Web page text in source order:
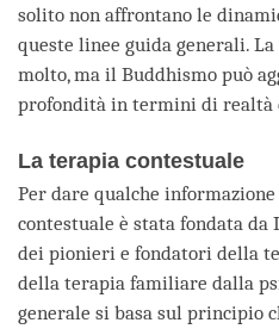
solito non affrontano le
queste linee guida generali.
molto, ma il Buddhismo può
profondità in termini di realtà
La terapia contestuale
Per dare qualche
contestuale è stata fondata da
dei pionieri e fondatori della
della terapia familiare dalla
generale si basa sul principio